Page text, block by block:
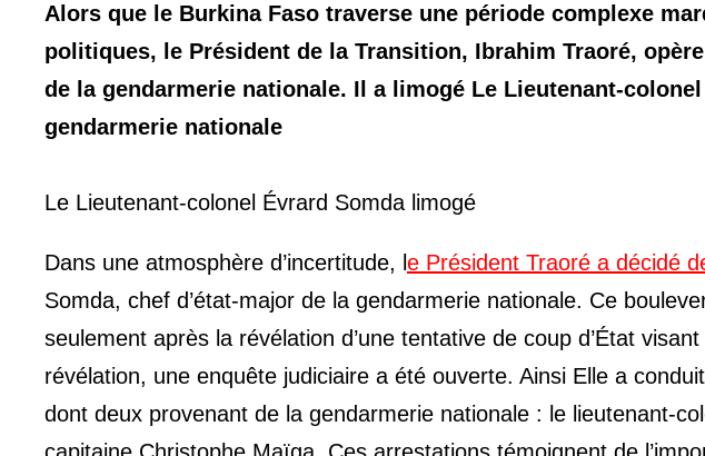
Alors que le Burkina Faso traverse une période complexe
politiques, le Président de la Transition, Ibrahim Traoré,
de la gendarmerie nationale. Il a limogé Le Lieutenant-
gendarmerie nationale
Le Lieutenant-colonel Évrard Somda limogé
Dans une atmosphère d’incertitude, l e Président Traoré a décidé
Somda, chef d’état-major de la gendarmerie nationale. Ce
seulement après la révélation d’une tentative de coup d’État
révélation, une enquête judiciaire a été ouverte. Ainsi Elle a
dont deux provenant de la gendarmerie nationale : le lieutenant-